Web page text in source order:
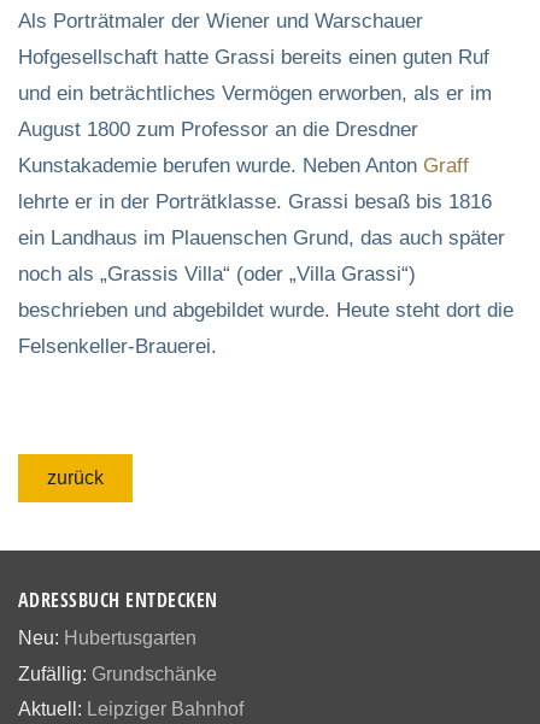
Als Porträtmaler der Wiener und Warschauer
Hofgesellschaft hatte Grassi bereits einen guten Ruf
und ein beträchtliches Vermögen erworben, als er im
August 1800 zum Professor an die Dresdner
Kunstakademie berufen wurde. Neben Anton Graff
lehrte er in der Porträtklasse. Grassi besaß bis 1816
ein Landhaus im Plauenschen Grund, das auch später
noch als „Grassis Villa“ (oder „Villa Grassi“)
beschrieben und abgebildet wurde. Heute steht dort die
Felsenkeller-Brauerei.
zurück
ADRESSBUCH ENTDECKEN
Neu: Hubertusgarten
Zufällig: Grundschänke
Aktuell: Leipziger Bahnhof